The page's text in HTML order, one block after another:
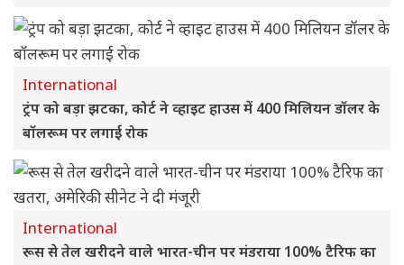
International
ट्रंप को बड़ा झटका, कोर्ट ने व्हाइट हाउस में 400 मिलियन डॉलर के
बॉलरूम पर लगाई रोक
International
रूस से तेल खरीदने वाले भारत-चीन पर मंडराया 100% टैरिफ का